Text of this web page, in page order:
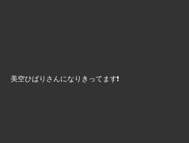
美空ひばりさんになりきってます❗